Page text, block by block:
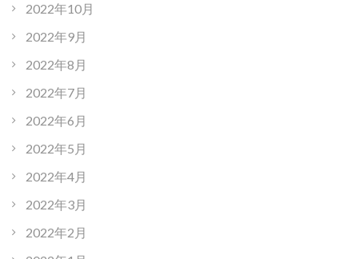
2022年10月
2022年9月
2022年8月
2022年7月
2022年6月
2022年5月
2022年4月
2022年3月
2022年2月